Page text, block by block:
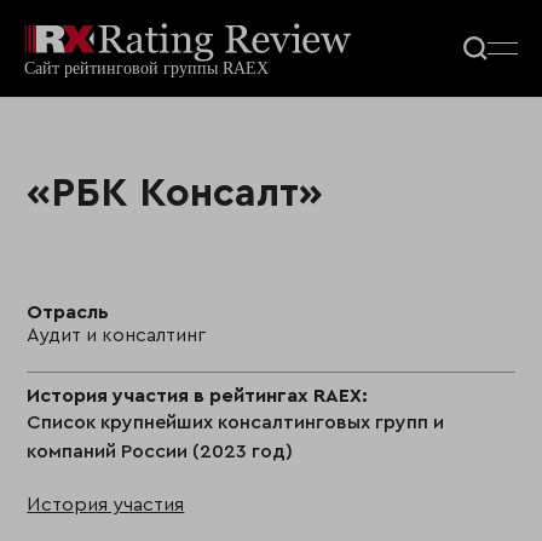
«РБК Консалт»
Отрасль
Аудит и консалтинг
История участия в рейтингах RAEX:
Список крупнейших консалтинговых групп и
компаний России (2023 год)
История участия